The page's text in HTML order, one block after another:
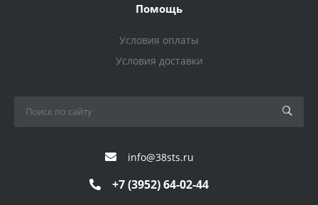
Помощь
Условия оплаты
Условия доставки
info@38sts.ru
+7 (3952) 64-02-44